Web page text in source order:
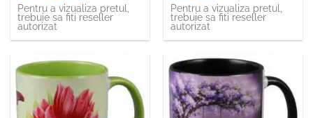
Pentru a vizualiza pretul,
trebuie sa fiti reseller
autorizat
Pentru a vizualiza pretul,
trebuie sa fiti reseller
autorizat